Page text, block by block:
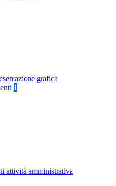
grafica
1
attività amministrativa